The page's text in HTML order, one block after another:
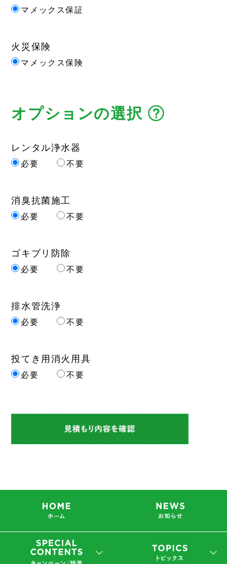
マメックス保証
火災保険
マメックス保険
オプションの選択
レンタル浄水器
必要 不要
消臭抗菌施工
必要 不要
ゴキブリ防除
必要 不要
排水管洗浄
必要 不要
投てき用消火用具
必要 不要